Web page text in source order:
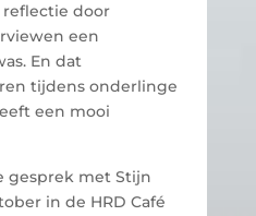
door
een
En dat
tijdens onderlinge
een mooi
gesprek met Stijn
in de HRD Café